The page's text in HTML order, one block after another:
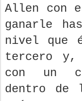
Allen con
ganarle
nivel que
tercero y,
con un
dentro de